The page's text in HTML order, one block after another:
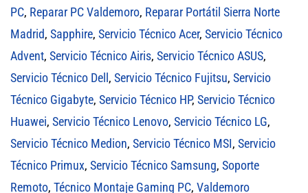
PC, Reparar PC Valdemoro, Reparar Portátil Sierra Norte
Madrid, Sapphire, Servicio Técnico Acer, Servicio Técnico
Advent, Servicio Técnico Airis, Servicio Técnico ASUS,
Servicio Técnico Dell , Servicio Técnico Fujitsu, Servicio
Técnico Gigabyte, Servicio Técnico HP, Servicio Técnico
Huawei, Servicio Técnico Lenovo, Servicio Técnico LG,
Servicio Técnico Medion, Servicio Técnico MSI, Servicio
Técnico Primux, Servicio Técnico Samsung, Soporte
Remoto, Técnico Montaje Gaming PC, Valdemoro